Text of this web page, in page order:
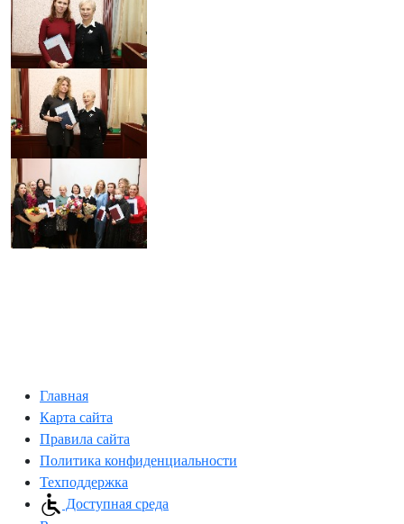
Главная
Карта сайта
Правила сайта
Политика конфиденциальности
Техподдержка
Доступная среда